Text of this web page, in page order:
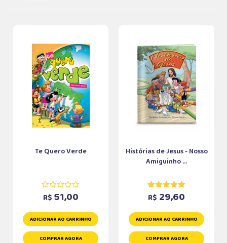
Te Quero Verde
R$ 51,00
ADICIONAR AO CARRINHO
COMPRAR AGORA
Histórias de Jesus - Nosso
Amiguinho ...
R$ 29,60
ADICIONAR AO CARRINHO
COMPRAR AGORA